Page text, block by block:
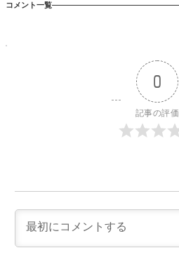
コメント一覧
0
記事の評価